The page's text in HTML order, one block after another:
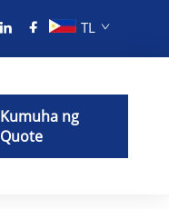
TL
Kumuha ng
Quote